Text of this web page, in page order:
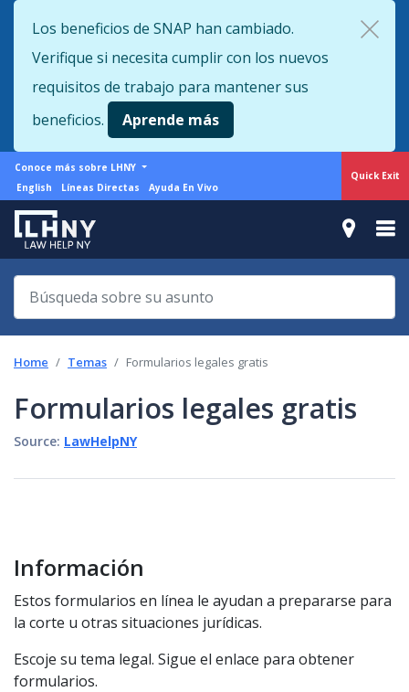
to
main
content
Quick Exit
Los beneficios de SNAP han cambiado.
Verifique si necesita cumplir con los nuevos
requisitos de trabajo para mantener sus
beneficios.
Aprende más
More
from
LHNY
Conoce más sobre LHNY
Support
menu
English Líneas Directas Ayuda En Vivo
Home Temas Formularios legales gratis
Formularios legales gratis
Source: LawHelpNY
Información
Estos formularios en línea le ayudan a prepararse para
la corte u otras situaciones jurídicas.
Escoje su tema legal. Sigue el enlace para obtener
formularios.